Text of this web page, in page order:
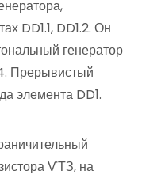
DD1.1, DD1.2. Он
генератор
Прерывистый
элемента DD1.
ѴТЗ, на